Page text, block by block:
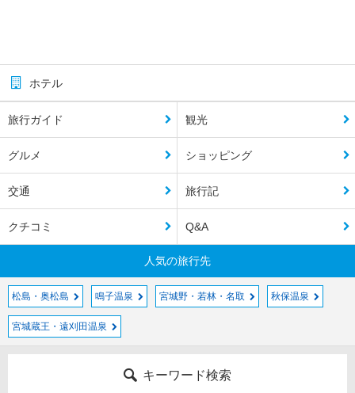
ホテル
旅行ガイド 観光
グルメ ショッピング
交通 旅行記
クチコミ Q&A
人気の旅行先
松島・奥松島 鳴子温泉 宮城野・若林・名取 秋保温泉
宮城蔵王・遠刈田温泉
キーワード検索